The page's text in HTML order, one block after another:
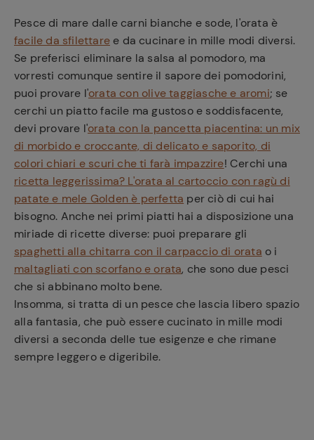
Pesce di mare dalle carni bianche e sode, l'orata è
facile da sfilettare e da cucinare in mille modi diversi.
Se preferisci eliminare la salsa al pomodoro, ma
vorresti comunque sentire il sapore dei pomodorini,
puoi provare l'orata con olive taggiasche e aromi; se
cerchi un piatto facile ma gustoso e soddisfacente,
devi provare l'orata con la pancetta piacentina: un mix
di morbido e croccante, di delicato e saporito, di
colori chiari e scuri che ti farà impazzire! Cerchi una
ricetta leggerissima? L'orata al cartoccio con ragù di
patate e mele Golden è perfetta per ciò di cui hai
bisogno. Anche nei primi piatti hai a disposizione una
miriade di ricette diverse: puoi preparare gli
spaghetti alla chitarra con il carpaccio di orata o i
maltagliati con scorfano e orata, che sono due pesci
che si abbinano molto bene.
Insomma, si tratta di un pesce che lascia libero spazio
alla fantasia, che può essere cucinato in mille modi
diversi a seconda delle tue esigenze e che rimane
sempre leggero e digeribile.